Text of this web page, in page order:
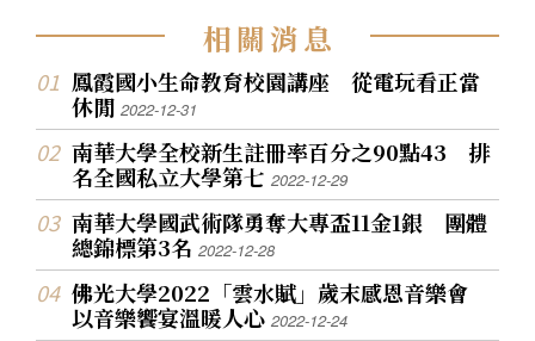
相關消息
鳳霞國小生命教育校園講座 從電玩看正當
休閒2022-12-31
南華大學全校新生註冊率百分之90點43 排
名全國私立大學第七2022-12-29
南華大學國武術隊勇奪大專盃11金1銀 團體
總錦標第3名2022-12-28
佛光大學2022「雲水賦」歲末感恩音樂會
以音樂饗宴溫暖人心2022-12-24